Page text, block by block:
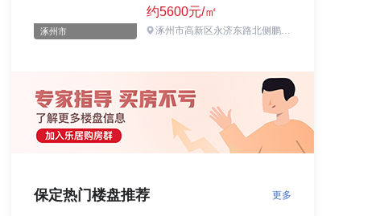
涿州市
约5600元/㎡
涿州市高新区永济东路北侧鹏程大街东侧
保定热门楼盘推荐 更多